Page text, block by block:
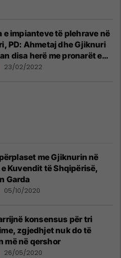
e impianteve të plehrave në
PD: Ahmetaj dhe Gjiknuri
disa herë me pronarët e
në kërkim
23/02/2022
me Gjiknurin në
Kuvendit të Shqipërisë,
Garda
05/10/2020
konsensus për tri
zgjedhjet nuk do të
më në qershor
26/05/2020